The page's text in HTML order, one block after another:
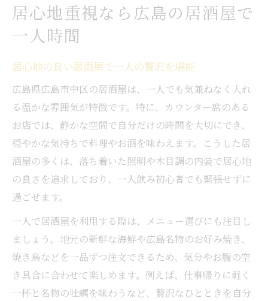
居心地重視なら広島の居酒屋で
一人時間
居心地の良い居酒屋で一人の贅沢を堪能
広島県広島市中区の居酒屋は、一人でも気兼ねなく入れ
る温かな雰囲気が特徴です。特に、カウンター席のある
お店では、静かな空間で自分だけの時間を大切にでき、
穏やかな気持ちで料理やお酒を味わえます。こうした居
酒屋の多くは、落ち着いた照明や木目調の内装で居心地
の良さを追求しており、一人飲み初心者でも緊張せずに
過ごせます。
一人で居酒屋を利用する際は、メニュー選びにも注目し
ましょう。地元の新鮮な海鮮や広島名物のお好み焼き、
焼き鳥などを一品ずつ注文できるため、気分やお腹の空
き具合に合わせて楽しめます。例えば、仕事帰りに軽く
一杯と名物の牡蠣を味わうなど、贅沢なひとときを自分